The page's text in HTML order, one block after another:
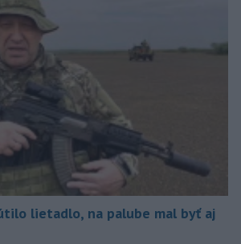
lietadlo, na palube mal byť aj